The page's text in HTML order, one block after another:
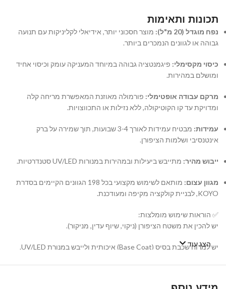
תכונות ותאימות
נפח מוגדל (20 מ"ל):
מוצר חסכוני יותר, אידיאלי לקליניקות עם תנועה
גבוהה או לגוונים הנמכרים ביותר.
כיסוי מקסימלי: פיגמנטציה גבוהה במיוחד המעניקה עומק וכיסוי אחיד
ומושלם במהירות.
מרקם עבודה אופטימלי: פורמולה מאוזנת המאפשרת מריחה קלה
ומדויקת עד קו הקוטיקולה, ללא נזילות או התכווצויות.
עמידות:
מבטיח עמידות לאורך 3-4 שבועות, תוך שמירה על ברק
אינטנסיבי ושלמות הציפורן.
ייבוש מהיר: מתייבש ביעילות ובמהירות במנורות UV/LED סטנדרטיות.
מגוון עצום:
מותאם לשימוש מקצועי בכל 198 הגוונים הקיימים בסדרת
KOYO, לבניית קולקציה מקיפה ומעודכנת.
✅ הוראות שימוש מומלצות:
יש להכין את משטח הציפורן (ניקוי, שיוף עדין, מניקור).
יש למרוח שכבת בסיס (Base Coat) איכותית ולייבש במנורת UV/LED.
יש למרוח שכבה דקה ואחידה של לק ג'ל KOYO ולייבש במנורה. במידת
הצג עוד